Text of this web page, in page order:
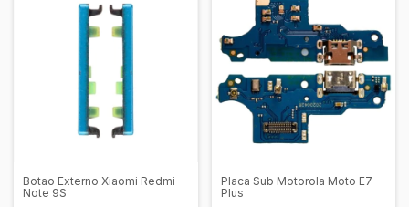
Botao Externo Xiaomi Redmi
Note 9S
Placa Sub Motorola Moto E7
Plus